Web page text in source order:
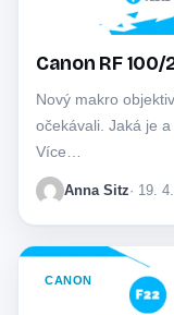
Canon RF 100/
Nový makro
očekávali. Jaká je
Více…
Anna Sitz· 19.
CANON